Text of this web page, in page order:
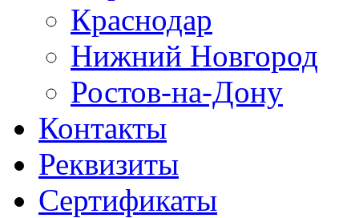
Краснодар
Нижний Новгород
Ростов-на-Дону
Контакты
Реквизиты
Сертификаты